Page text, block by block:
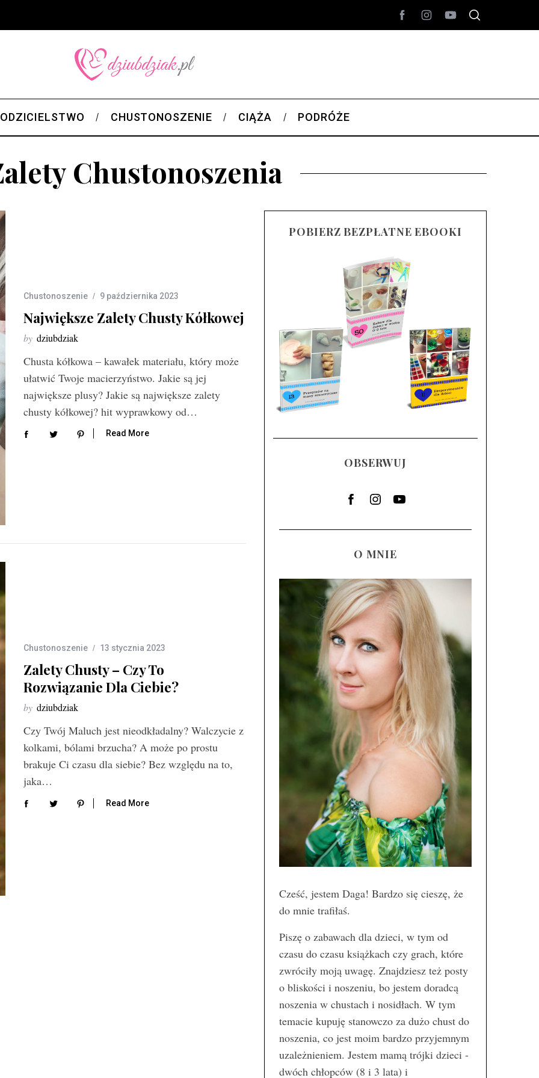
CHUSTONOSZENIE CIĄŻA PODRÓŻE
Chustonoszenia
Chustonoszenie 9 października 2023
Największe Zalety Chusty Kółkowej
by dziubdziak
Chusta kółkowa – kawałek materiału, który może
ułatwić Twoje macierzyństwo. Jakie są jej
największe plusy? Jakie są największe zalety
chusty kółkowej? hit wyprawkowy od…
Read More
Chustonoszenie 13 stycznia 2023
Zalety Chusty – Czy To
Rozwiązanie Dla Ciebie?
by dziubdziak
Czy Twój Maluch jest nieodkładalny? Walczycie z
kolkami, bólami brzucha? A może po prostu
brakuje Ci czasu dla siebie? Bez względu na to,
jaka…
Read More
POBIERZ BEZPŁATNE EBOOKI
OBSERWUJ
O MNIE
Cześć, jestem Daga! Bardzo się cieszę, że
do mnie trafiłaś.
Piszę o zabawach dla dzieci, w tym od
czasu do czasu książkach czy grach, które
zwróciły moją uwagę. Znajdziesz też posty
o bliskości i noszeniu, bo jestem doradcą
noszenia w chustach i nosidłach. W tym
temacie kupuję stanowczo za dużo chust do
noszenia, co jest moim bardzo przyjemnym
uzależnieniem. Jestem mamą trójki dzieci -
dwóch chłopców (8 i 3 lata) i